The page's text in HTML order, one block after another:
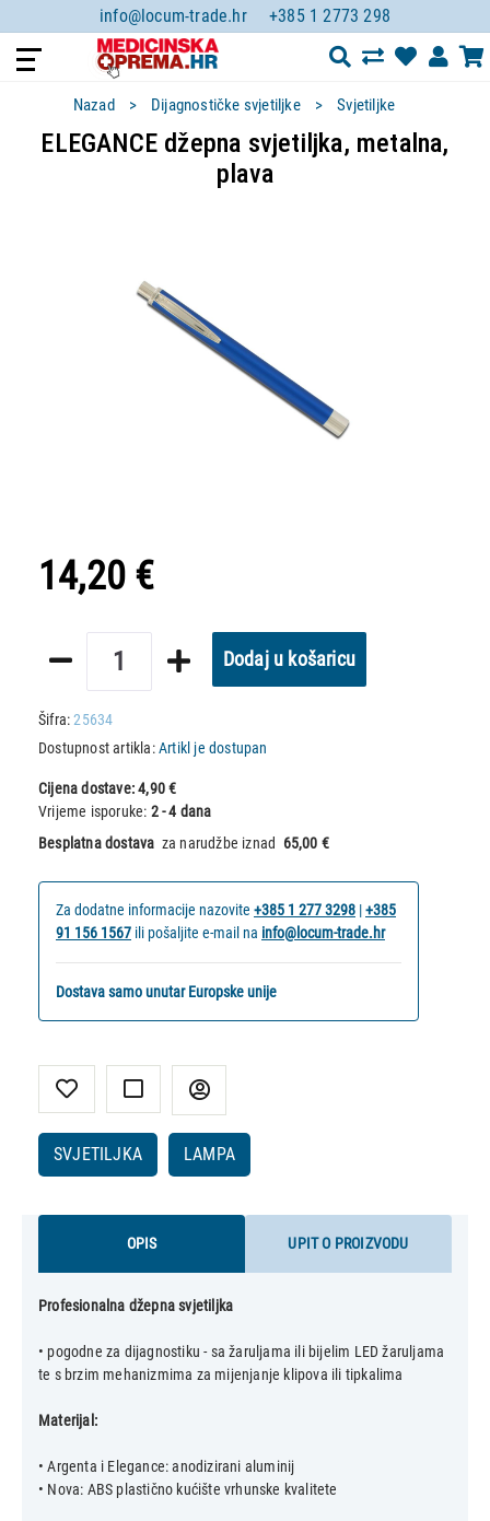
info@locum-trade.hr +385 1 2773 298
Nazad Dijagnostičke svjetiljke Svjetiljke
ELEGANCE džepna svjetiljka, metalna,
plava
14,20 €
Dodaj u košaricu
Šifra:25634
Dostupnost artikla:Artikl je dostupan
Cijena dostave:4,90 €
Vrijeme isporuke: 2 - 4 dana
Besplatna dostava za narudžbe iznad 65,00 €
Za dodatne informacije nazovite +385 1 277 3298 |+385
91 156 1567 ili pošaljite e-mail na info@locum-trade.hr
Dostava samo unutar Europske unije
SVJETILJKA LAMPA
OPIS UPIT O PROIZVODU
Profesionalna džepna svjetiljka
• pogodne za dijagnostiku - sa žaruljama ili bijelim LED žaruljama
te s brzim mehanizmima za mijenjanje klipova ili tipkalima
Materijal:
• Argenta i Elegance: anodizirani aluminij
• Nova: ABS plastično kućište vrhunske kvalitete